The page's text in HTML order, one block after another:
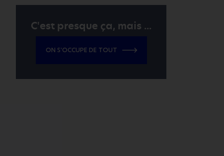
C'est presque ça, mais ...
ON S'OCCUPE DE TOUT